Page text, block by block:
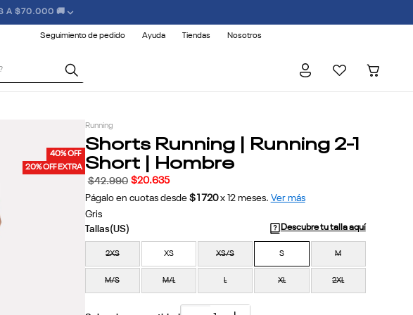
PODRÍAN VERSE AFECTADOS.
Seguimiento de pedido Ayuda Tiendas Nosotros
40% OFF
20% OFF EXTRA
Running
Shorts Running | Running 2-1
Short | Hombre
$42.990 $20.635
Págalo en cuotas desde $1720 x 12meses. Ver más
Gris
Descubre tu talla aquí
2XS XS XS/S S M
M/S M/L L XL 2XL